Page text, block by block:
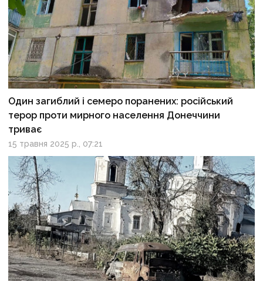
Один загиблий і семеро поранених: російський
терор проти мирного населення Донеччини
триває
15 травня 2025 р., 07:21